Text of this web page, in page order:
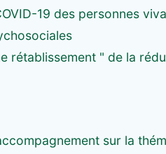
19 des personnes
rétablissement " de la
sur la